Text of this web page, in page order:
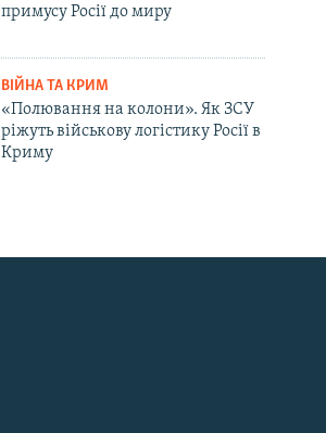
примусу Росії до миру
ВІЙНА ТА КРИМ
«Полювання на колони». Як ЗСУ
ріжуть військову логістику Росії в
Криму